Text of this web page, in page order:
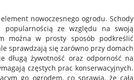
nowoczesnego ogrodu. Schody
popularnością ze względu na swoją
można w prosty sposób podkreślić
sprawdzają się zarówno przy domach
długą żywotność oraz odporność na
częstych prac konserwacyjnych.
go ogrodem, co sprawia, że cała